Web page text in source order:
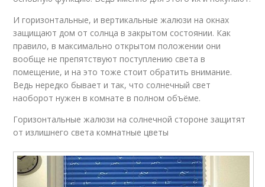
И горизонтальные, и вертикальные жалюзи на окнах
защищают дом от солнца в закрытом состоянии. Как
правило, в максимально открытом положении они
вообще не препятствуют поступлению света в
помещение, и на это тоже стоит обратить внимание.
Ведь нередко бывает и так, что солнечный свет
наоборот нужен в комнате в полном объёме.
Горизонтальные жалюзи на солнечной стороне защитят
от излишнего света комнатные цветы